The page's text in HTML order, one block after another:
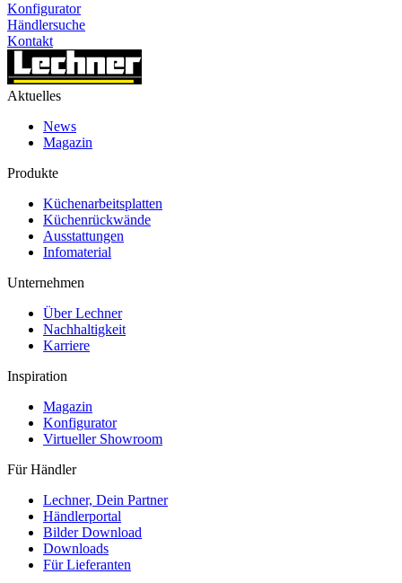
Konfigurator
Händlersuche
Kontakt
Aktuelles
News
Magazin
Produkte
Küchenarbeitsplatten
Küchenrückwände
Ausstattungen
Infomaterial
Unternehmen
Über Lechner
Nachhaltigkeit
Karriere
Inspiration
Magazin
Konfigurator
Virtueller Showroom
Für Händler
Lechner, Dein Partner
Händlerportal
Bilder Download
Downloads
Für Lieferanten